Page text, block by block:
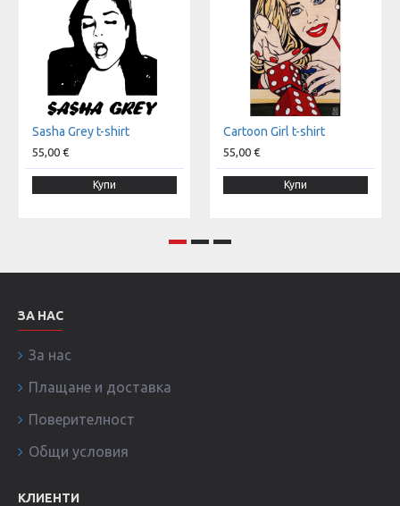
Sasha Grey t-shirt
55,00 €
Купи
Cartoon Girl t-shirt
55,00 €
Купи
ЗА НАС
За нас
Плащане и доставка
Поверителност
Общи условия
КЛИЕНТИ